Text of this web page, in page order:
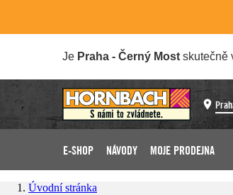
Je Praha - Černý Most skutečně
E-SHOP NÁVODY MOJE PRODEJNA
Úvodní stránka